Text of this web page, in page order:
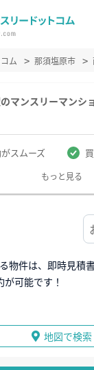
ム 那須塩原市
マンスリーマンシ
スムーズ
もっと見る
物件は、即時見積
可能です！
地図で検索